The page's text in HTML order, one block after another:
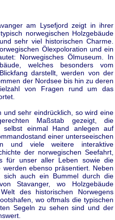
am Lysefjord zeigt in ihrer
norwegischen Holzgebäude
sehr viel historischen Charme.
Ölexpoloration und ein
Norwegisches Ölmuseum. In
welches besonders vom
darstellt, werden von der
der Nordsee bis hin zu deren
von Fragen rund um das
und sehr eindrücklich, so wird eine
Maßstab gezeigt, die
selbst einmal Hand anlegen auf
einer unterseeischen
und viele weitere interaktive
der norwegischen Seefahrt,
für unser aller Leben sowie die
ebenso präsentiert. Neben
sich auch ein Bummel durch die
Stavanger, wo Holzgebäude
des historischen Norwegens
wo oftmals die typischen
Segeln zu sehen sind und der